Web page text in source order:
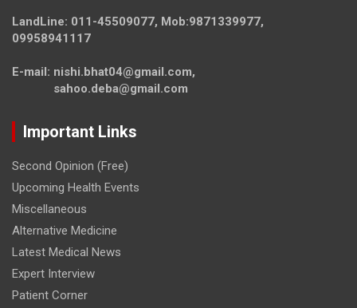
LandLine: 011-45509077, Mob:9871339977,
09958941117
E-mail: nishi.bhat04@gmail.com,
sahoo.deba@gmail.com
Important Links
Second Opinion (Free)
Upcoming Health Events
Miscellaneous
Alternative Medicine
Latest Medical News
Expert Interview
Patient Corner